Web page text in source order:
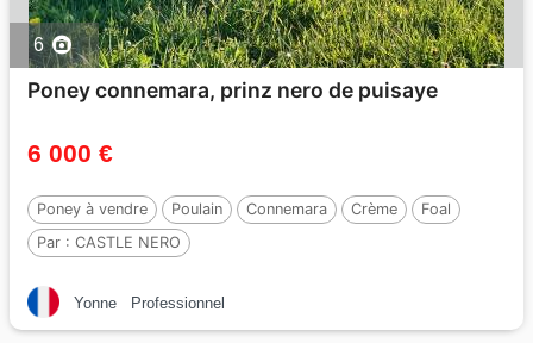
6
Poney connemara, prinz nero de puisaye
6 000 €
Poney à vendre Poulain Connemara Crème
Foal
Par : CASTLE NERO
Yonne Professionnel